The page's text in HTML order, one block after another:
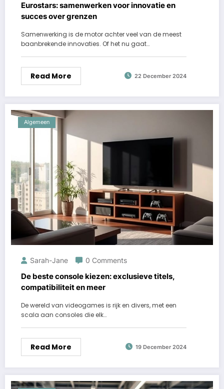
Eurostars: samenwerken voor innovatie en
succes over grenzen
Samenwerking is de motor achter veel van de meest
baanbrekende innovaties. Of het nu gaat…
Read More 22 December 2024
Algemeen
Sarah-Jane 0 Comments
De beste console kiezen: exclusieve titels,
compatibiliteit en meer
De wereld van videogames is rijk en divers, met een
scala aan consoles die elk…
Read More 19 December 2024